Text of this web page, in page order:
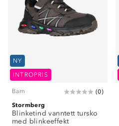
NY
INTROPRIS
Barn (0)
Stormberg
Blinketind vanntett tursko
med blinkeeffekt